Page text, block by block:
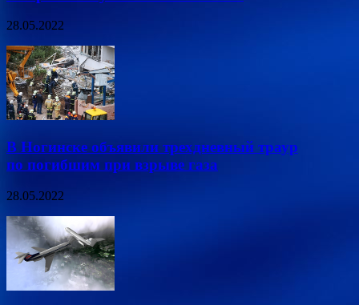
28.05.2022
В Ногинске объявили трехдневный траур
по погибшим при взрыве газа
28.05.2022